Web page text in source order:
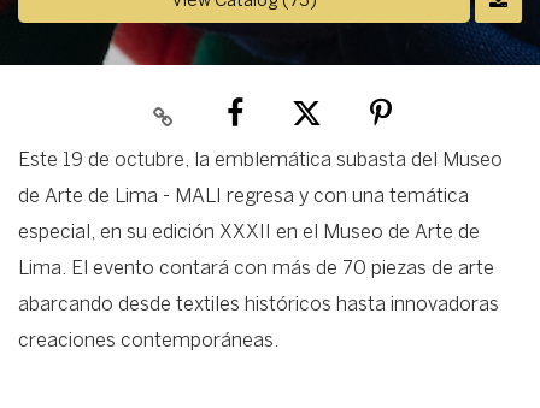
Este 19 de octubre, la emblemática subasta del Museo
de Arte de Lima - MALI regresa y con una temática
especial, en su edición XXXII en el Museo de Arte de
Lima. El evento contará con más de 70 piezas de arte
abarcando desde textiles históricos hasta innovadoras
creaciones contemporáneas.